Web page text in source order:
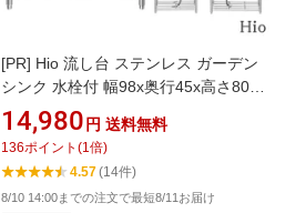
[PR] Hio 流し台 ステンレス ガーデン
シンク 水栓付 幅98x奥行45x高さ80cm
HIO-98A(1段) 約幅98 奥行45 高さ
80cm DIY 作業台 収納棚付 庭 高さ 台
所 栓 屋外 掃除 簡易 シンク タオル掛
け ホース 蛇口付 高さ調節 調理台 業務
用 簡単 おしゃれ
14,980 円 送料無料
136ポイント (1倍)
4.57(14件)
8/10 14:00までの注文で最短8/11お届け